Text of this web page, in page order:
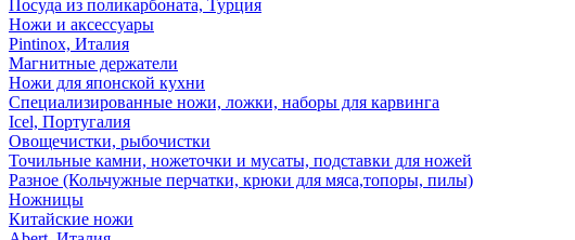
Посуда из поликарбоната, Турция
Ножи и аксессуары
Pintinox, Италия
Магнитные держатели
Ножи для японской кухни
Специализированные ножи, ложки, наборы для карвинга
Icel, Португалия
Овощечистки, рыбочистки
Точильные камни, ножеточки и мусаты, подставки для ножей
Разное (Кольчужные перчатки, крюки для мяса,топоры, пилы)
Ножницы
Китайские ножи